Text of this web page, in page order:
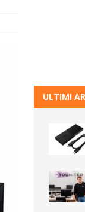
ULTIMI